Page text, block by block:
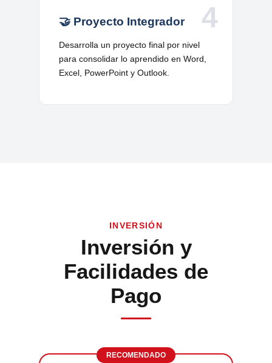
4
🤝 Proyecto Integrador
Desarrolla un proyecto final por nivel
para consolidar lo aprendido en Word,
Excel, PowerPoint y Outlook.
INVERSIÓN
Inversión y
Facilidades de
Pago
RECOMENDADO